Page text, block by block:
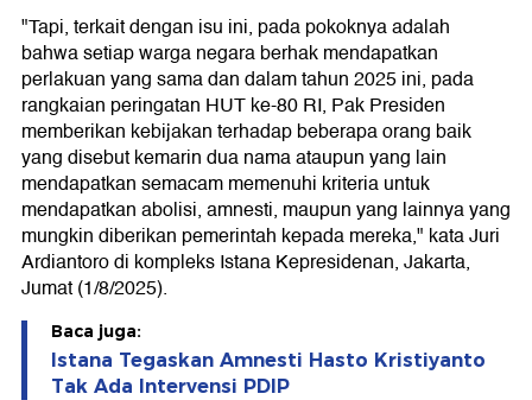
"Tapi, terkait dengan isu ini, pada pokoknya adalah
bahwa setiap warga negara berhak mendapatkan
perlakuan yang sama dan dalam tahun 2025 ini, pada
rangkaian peringatan HUT ke-80 RI, Pak Presiden
memberikan kebijakan terhadap beberapa orang baik
yang disebut kemarin dua nama ataupun yang lain
mendapatkan semacam memenuhi kriteria untuk
mendapatkan abolisi, amnesti, maupun yang lainnya yang
mungkin diberikan pemerintah kepada mereka," kata Juri
Ardiantoro di kompleks Istana Kepresidenan, Jakarta,
Jumat (1/8/2025).
Baca juga:
Istana Tegaskan Amnesti Hasto Kristiyanto
Tak Ada Intervensi PDIP